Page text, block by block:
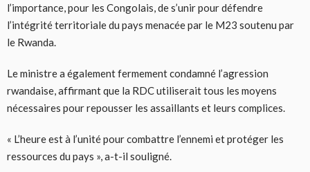
l’importance, pour les Congolais, de s’unir pour défendre
l’intégrité territoriale du pays menacée par le M23 soutenu par
le Rwanda.
Le ministre a également fermement condamné l’agression
rwandaise, affirmant que la RDC utiliserait tous les moyens
nécessaires pour repousser les assaillants et leurs complices.
« L’heure est à l’unité pour combattre l’ennemi et protéger les
ressources du pays », a-t-il souligné.